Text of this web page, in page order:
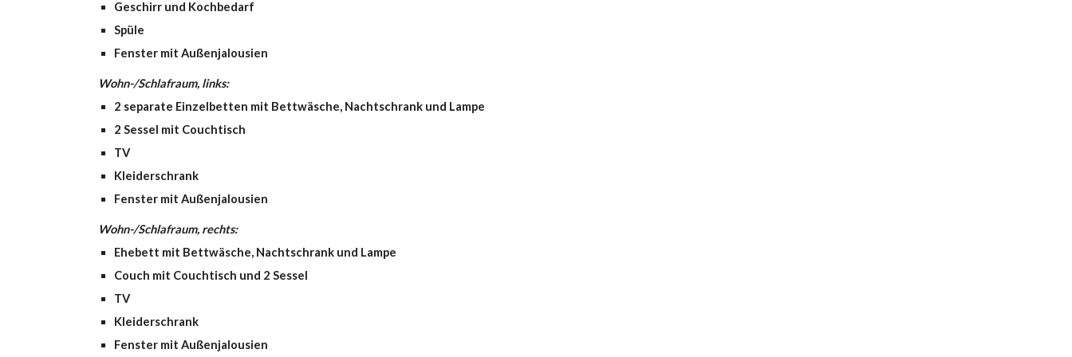
Geschirr und Kochbedarf
Spüle
Fenster mit Außenjalousien
Wohn-/Schlafraum, links:
2 separate Einzelbetten mit Bettwäsche, Nachtschrank und Lampe
2 Sessel mit Couchtisch
TV
Kleiderschrank
Fenster mit Außenjalousien
Wohn-/Schlafraum, rechts:
Ehebett mit Bettwäsche, Nachtschrank und Lampe
Couch mit Couchtisch und 2 Sessel
TV
Kleiderschrank
Fenster mit Außenjalousien